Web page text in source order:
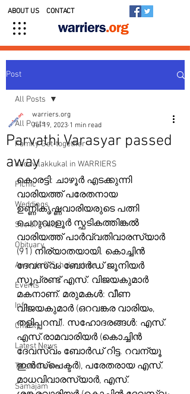
ABOUT US CONTACT
Post
All Posts
Family Get-together
Kedavilakkukal in WARRIERS
Picnic
Weddings
Social Posts
Obituary
Awards & Scholarships
Events
Info
Charity
Latest News
Talent Corner
Samajam
All Posts
Parvathi Varasyar passed
away
warriers.org
Jul 19, 2023 1 min read
കൊരട്ടി: ചാഴൂർ എടക്കുന്നി
വാരിയത്ത് പരേതനായ
ഉണ്ണികൃഷ്ണവാരിയരുടെ പത്നി
ചെറുവാളൂർ സ്ഫടികത്തിങ്കൽ
വാരിയത്ത് പാർവ്വതിവാരസ്യാർ
(91) നിര്യാതയായി. കൊച്ചിൻ
ദേവസ്വം ബോർഡ് ജൂനിയർ
സൂപ്രണ്ട് എസ്. വിജയകുമാർ
മകനാണ്. മരുമകൾ: വീണ
വിജയകുമാർ (ഒറവങ്കര വാരിയം,
തളിപ്പറമ്പ്). സഹോദരങ്ങൾ: എസ്.
എസ്.രാമവാരിയർ (കൊച്ചിൻ
ദേവസ്വം ബോർഡ് റിട്ട. റവന്യൂ
ഇൻസ്പെക്ടർ), പരേതരായ എസ്.
മാധവിവാരസ്യാർ, എസ്.